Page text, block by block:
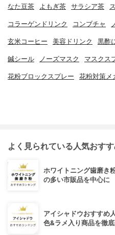
なた豆茶 よもぎ茶 サラシア茶
コラーゲンドリンク コンブチャ
玄米コーヒー 美容ドリンク 黒酢
鍼シール ノーズマスク マスクス
花粉ブロックスプレー 花粉対策メ
よく見られている人気おす
ホワイトニング歯磨き
の多い市販品を中心に
アイシャドウおすすめ
色&ラメ入り商品を徹底